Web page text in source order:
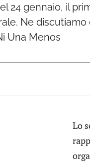
24 gennaio, il
Ne
Una Menos
Lo